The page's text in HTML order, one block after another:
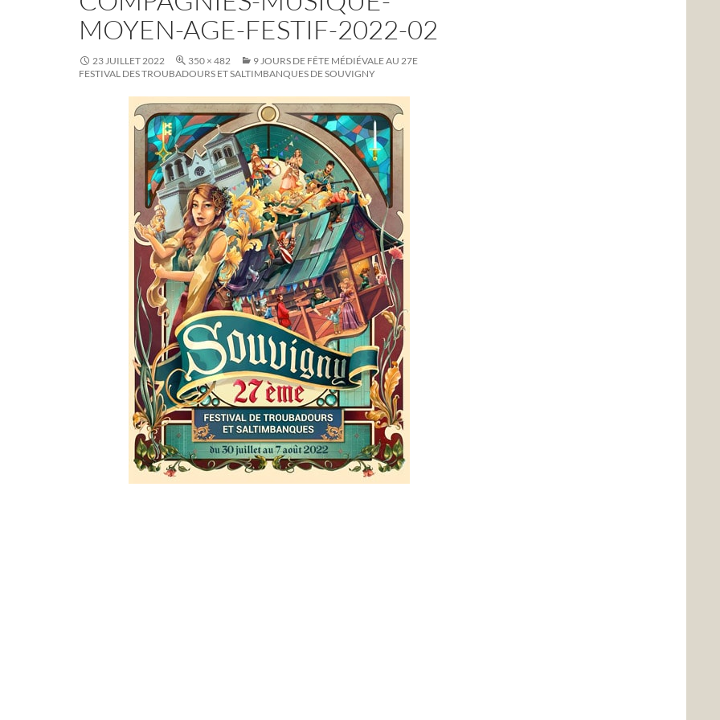
MOYEN-AGE-FESTIF-2022-02
23 JUILLET 2022 350 × 482
9 JOURS DE FÊTE MÉDIÉVALE AU 27E
FESTIVAL DES TROUBADOURS ET SALTIMBANQUES DE SOUVIGNY